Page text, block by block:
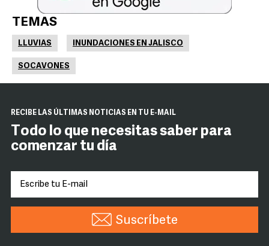
TEMAS
LLUVIAS INUNDACIONES EN JALISCO
SOCAVONES
RECIBE LAS ÚLTIMAS NOTICIAS EN TU E-MAIL
Todo lo que necesitas saber para
comenzar tu día
Suscríbete